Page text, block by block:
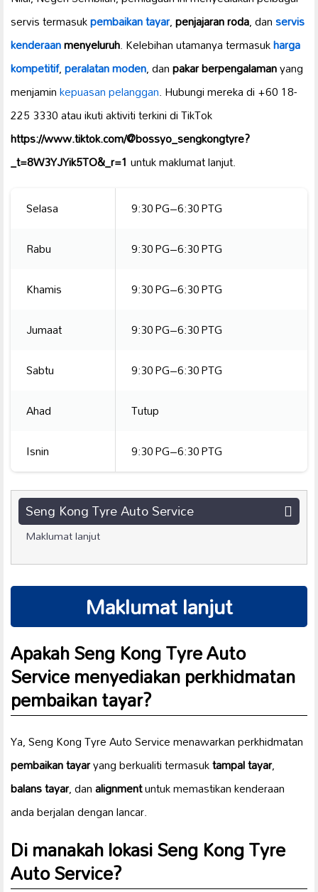
servis termasukpembaikan tayar,penjajaran roda, danservis
kenderaanmenyeluruh. Kelebihan utamanya termasukharga
kompetitif,peralatan moden, danpakar berpengalamanyang
menjaminkepuasan pelanggan. Hubungi mereka di +60 18-
225 3330 atau ikuti aktiviti terkini di TikTok
https://www.tiktok.com/@bossyo_sengkongtyre?
_t=8W3YJYik5TO&_r=1 untuk maklumat lanjut.
Selasa
9:30 PG–6:30 PTG
Rabu
9:30 PG–6:30 PTG
Khamis
9:30 PG–6:30 PTG
Jumaat
9:30 PG–6:30 PTG
Sabtu
9:30 PG–6:30 PTG
Ahad
Tutup
Isnin
9:30 PG–6:30 PTG
Seng Kong Tyre Auto Service
Maklumat lanjut
Maklumat lanjut
Apakah Seng Kong Tyre Auto
Service menyediakan perkhidmatan
pembaikan tayar?
Ya, Seng Kong Tyre Auto Service menawarkan perkhidmatan
pembaikan tayaryang berkualiti termasuktampal tayar,
balans tayar, danalignmentuntuk memastikan kenderaan
anda berjalan dengan lancar.
Di manakah lokasiSeng Kong Tyre
Auto Service?